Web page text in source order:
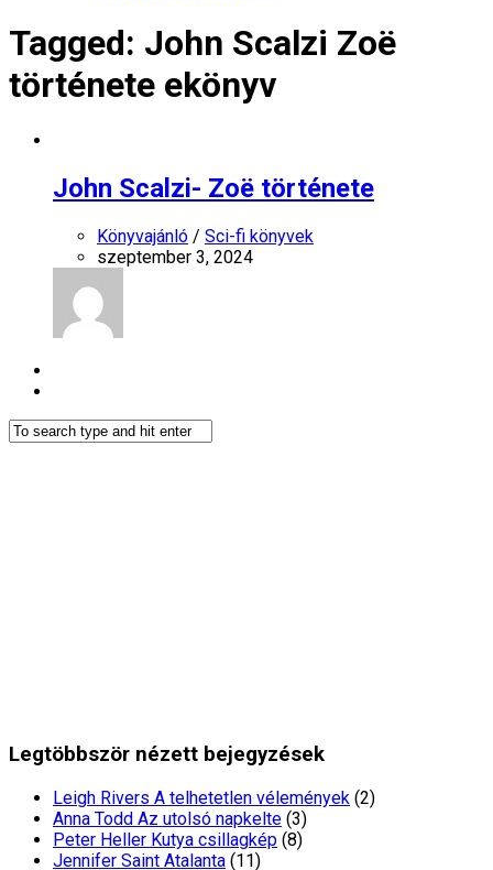
Tagged: John Scalzi Zoë
története ekönyv
John Scalzi- Zoë története
Könyvajánló / Sci-fi könyvek
szeptember 3, 2024
Legtöbbször nézett bejegyzések
Leigh Rivers A telhetetlen vélemények (2)
Anna Todd Az utolsó napkelte (3)
Peter Heller Kutya csillagkép (8)
Jennifer Saint Atalanta (11)